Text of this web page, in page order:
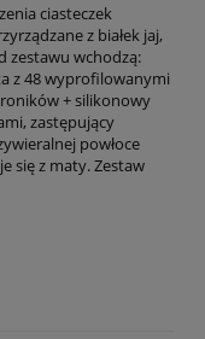
ciasteczek
z białek jaj,
zestawu wchodzą:
z 48 wyprofilowanymi
+ silikonowy
zastępujący
powłoce
się z maty. Zestaw